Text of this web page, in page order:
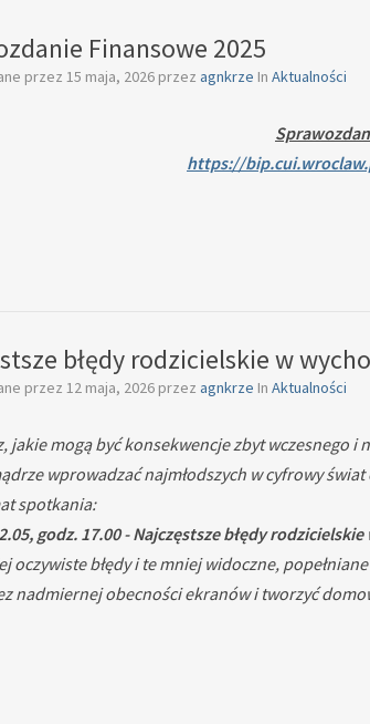
Finansowe 2025
przez 15 maja, 2026 przez agnkrze In Aktualności
https://
błędy rodzicielskie w
przez 12 maja, 2026 przez agnkrze In Aktualności
jakie mogą być konsekwencje zbyt
wprowadzać najmłodszych w cyfrowy
spotkania:
godz. 17.00 - Najczęstsze błędy
oczywiste błędy i te mniej widoczne,
nadmiernej obecności ekranów i tworzyć